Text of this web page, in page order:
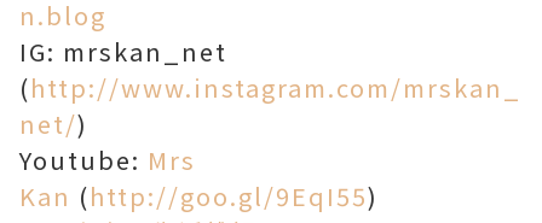
n.blog
IG: mrskan_net
(http://www.instagram.com/mrskan_
net/)
Youtube: Mrs
Kan (http://goo.gl/9EqI55)